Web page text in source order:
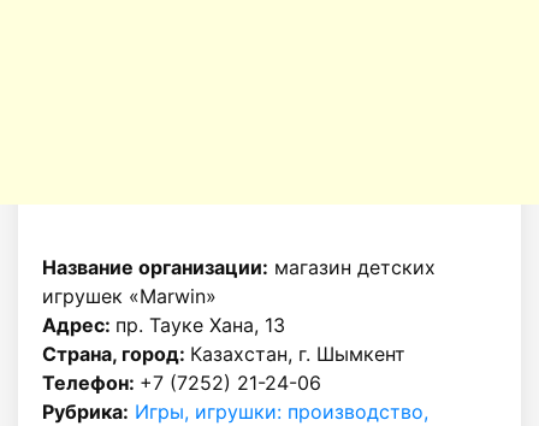
Название организации: магазин детских
игрушек «Marwin»
Адрес: пр. Тауке Хана, 13
Страна, город: Казахстан, г. Шымкент
Телефон: +7 (7252) 21-24-06
Рубрика: Игры, игрушки: производство,